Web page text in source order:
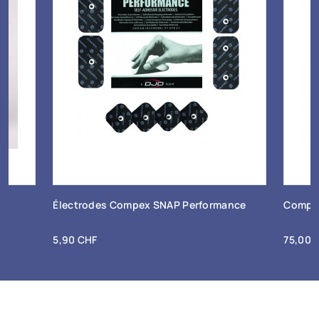
+ Ajout au panier
Électrodes Compex SNAP Performance
Prix
5,90 CHF Prix
75,00